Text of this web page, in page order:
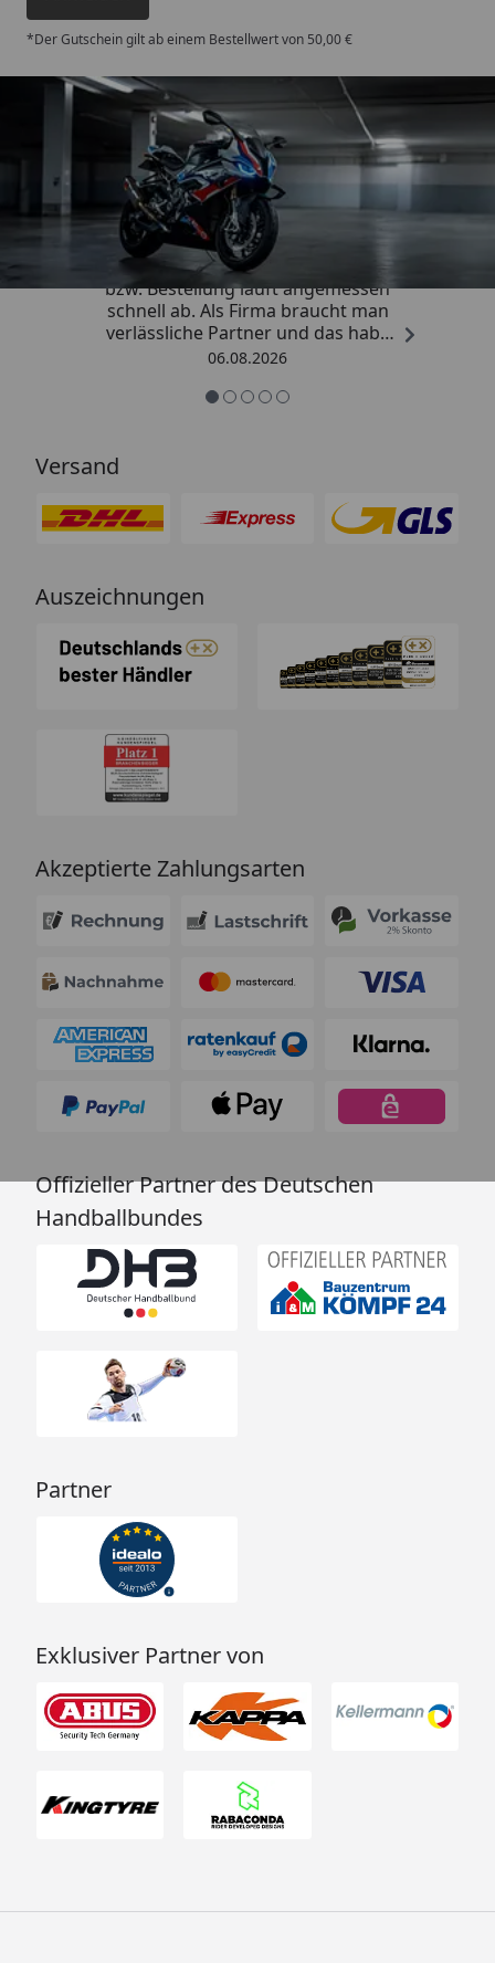
*Der Gutschein gilt ab einem Bestellwert von 50,00 €
Trusted Shops
4,85/ 5
„Die Abwicklung eines Auftrages
bzw. Bestellung läuft angemessen
schnell ab. Als Firma braucht man
verlässliche Partner und das habe
ich hier gefunden.“
06.08.2026
Versand
Auszeichnungen
Akzeptierte Zahlungsarten
Offizieller Partner des Deutschen
Handballbundes
Partner
Exklusiver Partner von